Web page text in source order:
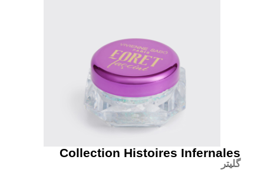
Collection Histoires Infernales
گلیتر